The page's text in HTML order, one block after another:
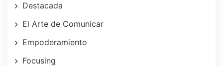
Destacada
El Arte de Comunicar
Empoderamiento
Focusing